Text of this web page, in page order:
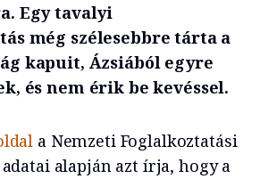
Egy tavalyi
még szélesebbre tárta a
kapuit, Ázsiából egyre
és nem érik be kevéssel.
a Nemzeti Foglalkoztatási
adatai alapján azt írja, hogy a